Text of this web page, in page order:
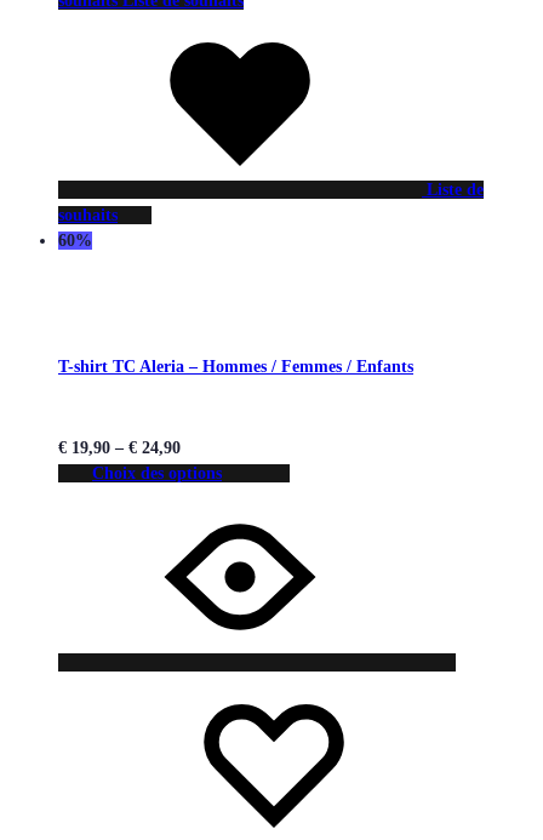
Liste de
souhaits
60%
T-shirt TC Aleria – Hommes / Femmes / Enfants
€ 19,90 – € 24,90
Choix des options